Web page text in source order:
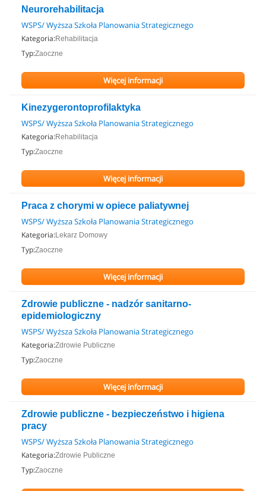
Neurorehabilitacja
WSPS/ Wyższa Szkoła Planowania Strategicznego
Kategoria:Rehabilitacja
Typ:Zaoczne
Więcej informacji
Kinezygerontoprofilaktyka
WSPS/ Wyższa Szkoła Planowania Strategicznego
Kategoria:Rehabilitacja
Typ:Zaoczne
Więcej informacji
Praca z chorymi w opiece paliatywnej
WSPS/ Wyższa Szkoła Planowania Strategicznego
Kategoria:Lekarz Domowy
Typ:Zaoczne
Więcej informacji
Zdrowie publiczne - nadzór sanitarno-
epidemiologiczny
WSPS/ Wyższa Szkoła Planowania Strategicznego
Kategoria:Zdrowie Publiczne
Typ:Zaoczne
Więcej informacji
Zdrowie publiczne - bezpieczeństwo i higiena
pracy
WSPS/ Wyższa Szkoła Planowania Strategicznego
Kategoria:Zdrowie Publiczne
Typ:Zaoczne